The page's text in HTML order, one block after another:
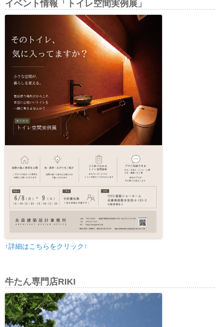
イベント情報「トイレ空間実例展」
↑詳細はこちらをクリック↑
牛たん専門店RIKI